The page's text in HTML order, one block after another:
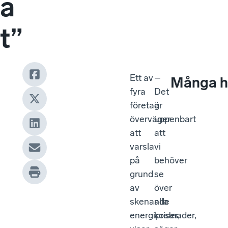
a
t”
Ett av
fyra
företag
överväger
att
varsla
på
grund
av
skenande
energipriser,
–
Det
är
uppenbart
att
vi
behöver
se
över
alla
kostnader,
Många